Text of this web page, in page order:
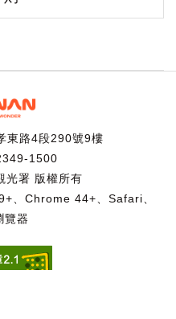
東路4段290號9樓
1500
光署 版權所有
、Chrome 44+、Safari、
覽器